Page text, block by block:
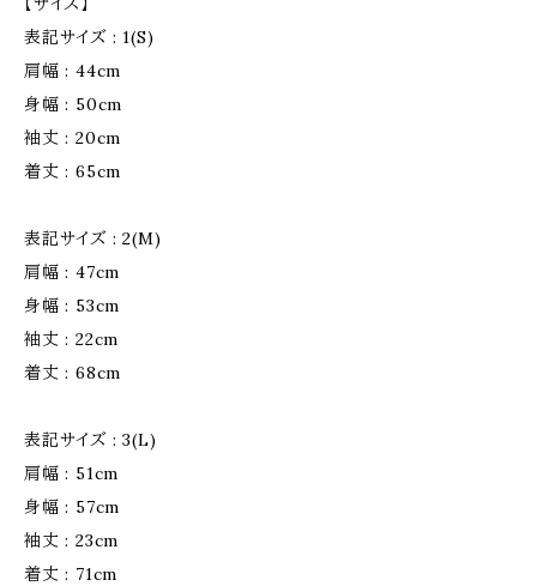
表記サイズ : 1(S)
肩幅 : 44cm
身幅 : 50cm
袖丈 : 20cm
着丈 : 65cm
表記サイズ : 2(M)
肩幅 : 47cm
身幅 : 53cm
袖丈 : 22cm
着丈 : 68cm
表記サイズ : 3(L)
肩幅 : 51cm
身幅 : 57cm
袖丈 : 23cm
着丈 : 71cm